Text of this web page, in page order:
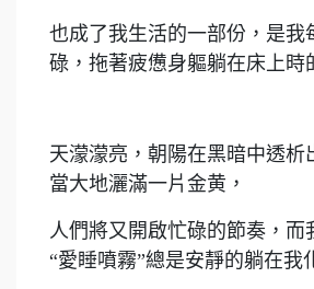
也成了我生活的一部份，是我
碌，拖著疲憊身軀躺在床上時
天濛濛亮，朝陽在黑暗中透析
當大地灑滿一片金黄，
人們將又開啟忙碌的節奏，而
“愛睡噴霧”總是安靜的躺在我